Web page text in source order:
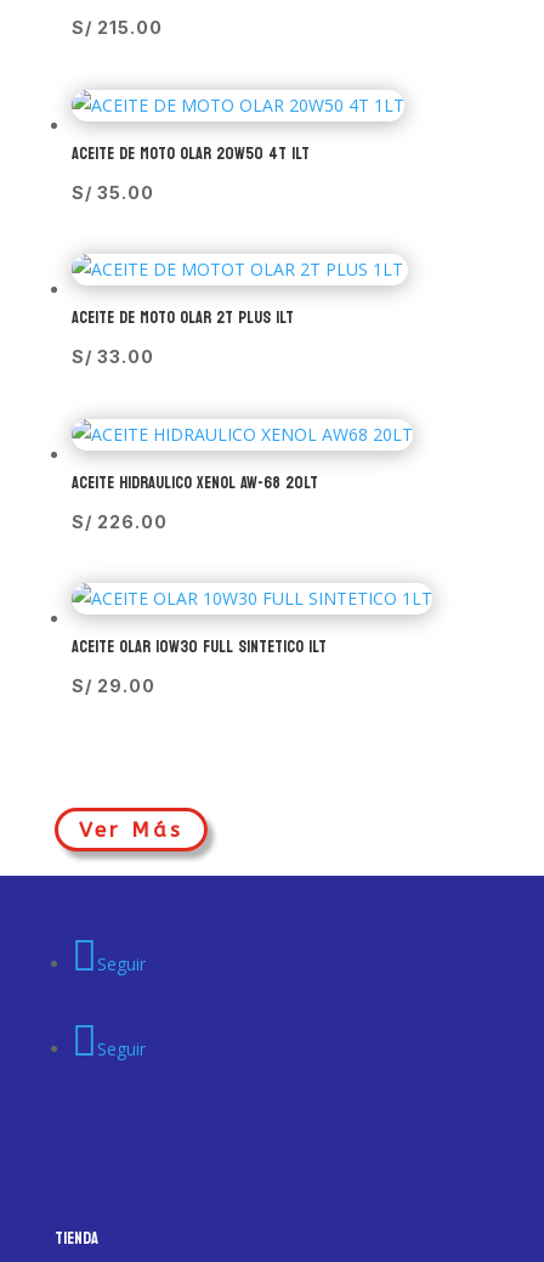
S/ 215.00
ACEITE DE MOTO OLAR 20W50 4T 1LT
S/ 35.00
ACEITE DE MOTO OLAR 2T PLUS 1LT
S/ 33.00
ACEITE HIDRAULICO XENOL AW-68 20LT
S/ 226.00
ACEITE OLAR 10W30 FULL SINTETICO 1LT
S/ 29.00
Ver Más
Seguir
Seguir
Tienda